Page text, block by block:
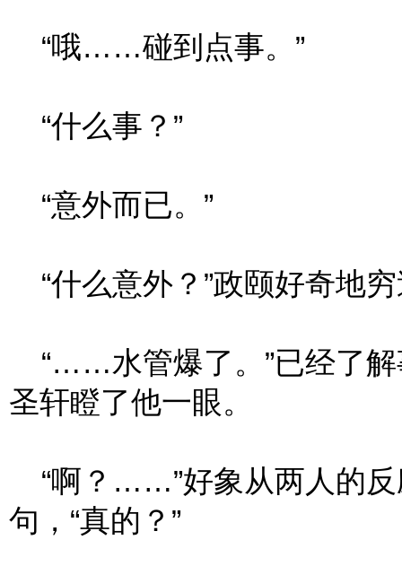
“哦……碰到点事。”
“什么事？”
“意外而已。”
“什么意外？”政颐好奇地
“……水管爆了。”已经了解
圣轩瞪了他一眼。
“啊？……”好象从两人的反
句，“真的？”